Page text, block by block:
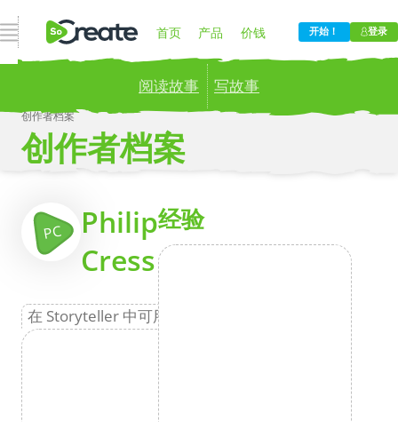
打开导航 首页 产品 价钱
博客 公司
开始！ 登录
阅读故事 写故事
Publish your stories to a global audience.
now!
创作者档案
创作者档案
PC
Philip
Cress
在 Storyteller 中可用
更 经验